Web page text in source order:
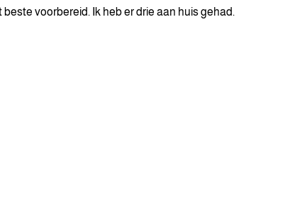
voorbereid. Ik heb er drie aan huis gehad.